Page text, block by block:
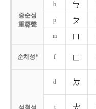
중순성
重脣聲
b
p
m
순치성* f
설첨성
d
t